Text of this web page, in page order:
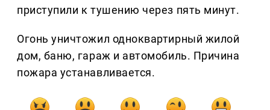
приступили к тушению через пять минут.
Огонь уничтожил одноквартирный жилой
дом, баню, гараж и автомобиль. Причина
пожара устанавливается.